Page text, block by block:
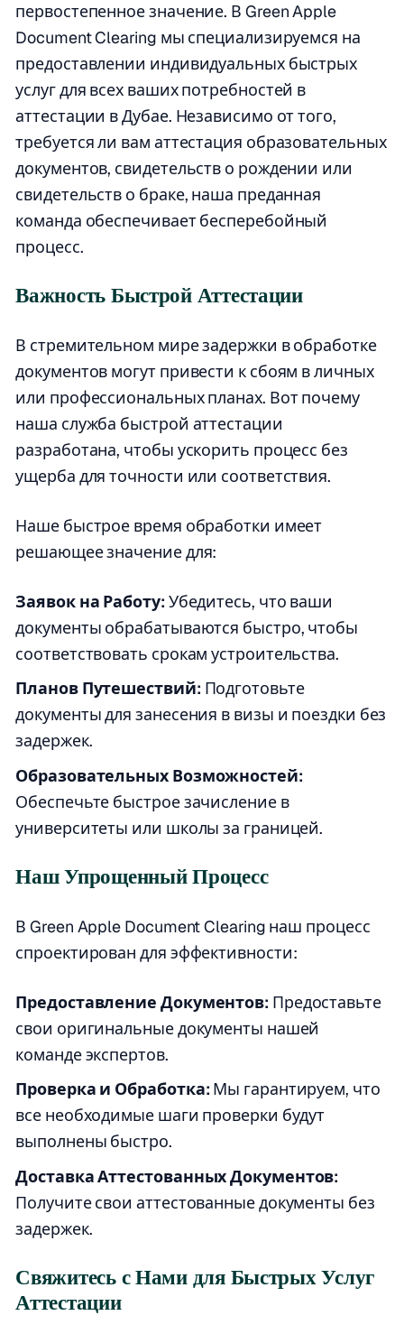
первостепенное значение. В Green Apple
Document Clearing мы специализируемся на
предоставлении индивидуальных быстрых
услуг для всех ваших потребностей в
аттестации в Дубае. Независимо от того,
требуется ли вам аттестация образовательных
документов, свидетельств о рождении или
свидетельств о браке, наша преданная
команда обеспечивает бесперебойный
процесс.
Важность Быстрой Аттестации
В стремительном мире задержки в обработке
документов могут привести к сбоям в личных
или профессиональных планах. Вот почему
наша служба быстрой аттестации
разработана, чтобы ускорить процесс без
ущерба для точности или соответствия.
Наше быстрое время обработки имеет
решающее значение для:
Заявок на Работу: Убедитесь, что ваши
документы обрабатываются быстро, чтобы
соответствовать срокам устроительства.
Планов Путешествий: Подготовьте
документы для занесения в визы и поездки без
задержек.
Образовательных Возможностей:
Обеспечьте быстрое зачисление в
университеты или школы за границей.
Наш Упрощенный Процесс
В Green Apple Document Clearing наш процесс
спроектирован для эффективности:
Предоставление Документов: Предоставьте
свои оригинальные документы нашей
команде экспертов.
Проверка и Обработка: Мы гарантируем, что
все необходимые шаги проверки будут
выполнены быстро.
Доставка Аттестованных Документов:
Получите свои аттестованные документы без
задержек.
Свяжитесь с Нами для Быстрых Услуг
Аттестации